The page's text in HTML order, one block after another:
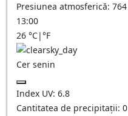
Presiunea atmosferică: 764
13:00
26 °C|°F
Cer senin
Index UV: 6.8
Cantitatea de precipitații: 0